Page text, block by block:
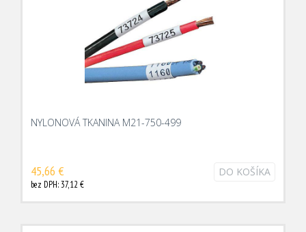
NYLONOVÁ TKANINA M21-750-499
45,66 €
bez DPH: 37,12 €
DO KOŠÍKA